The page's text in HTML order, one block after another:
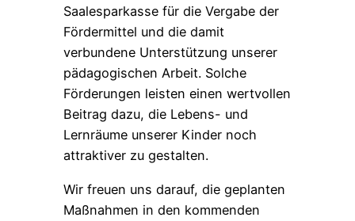
Saalesparkasse für die Vergabe der
Fördermittel und die damit
verbundene Unterstützung unserer
pädagogischen Arbeit. Solche
Förderungen leisten einen wertvollen
Beitrag dazu, die Lebens- und
Lernräume unserer Kinder noch
attraktiver zu gestalten.
Wir freuen uns darauf, die geplanten
Maßnahmen in den kommenden